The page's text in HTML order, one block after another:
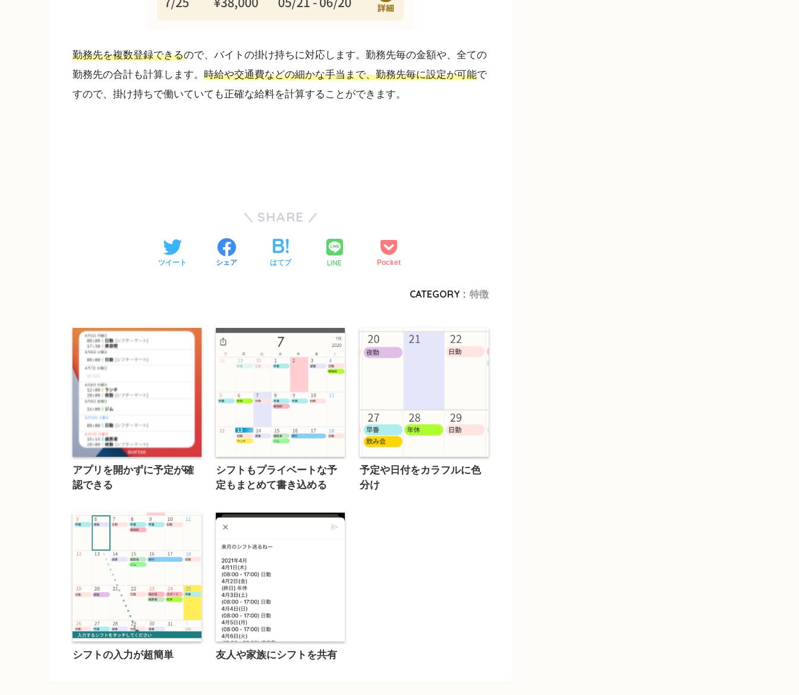
勤務先を複数登録できるので、バイトの掛け持ちに対応します。勤務先毎の金額や、全ての
勤務先の合計も計算します。 時給や交通費などの細かな手当まで、勤務先毎に設定が可能で
すので、掛け持ちで働いていても正確な給料を計算することができます。
SHARE
ツイート シェア はてブ LINE Pocket
CATEGORY : 特徴
アプリを開かずに予定が確
認できる
シフトもプライベートな予
定もまとめて書き込める
予定や日付をカラフルに色
分け
シフトの入力が超簡単 友人や家族にシフトを共有